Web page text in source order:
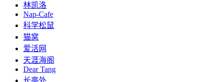
林凯洛
Nap-Cafe
科学松鼠
猫窝
爱活网
天涯海阁
Dear Tang
长亭外